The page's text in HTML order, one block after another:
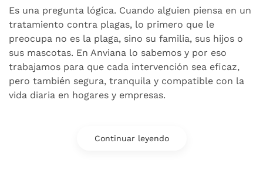
Es una pregunta lógica. Cuando alguien piensa en un
tratamiento contra plagas, lo primero que le
preocupa no es la plaga, sino su familia, sus hijos o
sus mascotas. En Anviana lo sabemos y por eso
trabajamos para que cada intervención sea eficaz,
pero también segura, tranquila y compatible con la
vida diaria en hogares y empresas.
Continuar leyendo